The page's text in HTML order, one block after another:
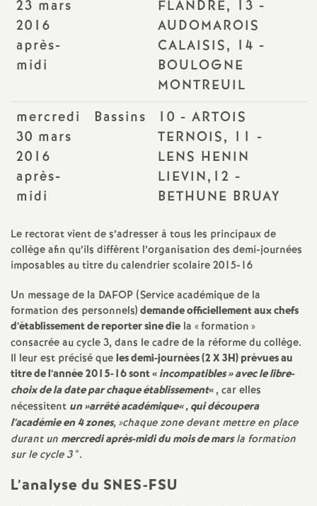
s
E
n
s
e
i
g
n
e
m
e
n
23 mars
2016
après-
midi
FLANDRE, 13 -
AUDOMAROIS
CALAISIS, 14 -
BOULOGNE
MONTREUIL
mercredi
30 mars
2016
après-
midi
Bassins
10 - ARTOIS
TERNOIS, 11 -
LENS HENIN
LIEVIN,12 -
BETHUNE BRUAY
Le rectorat vient de s’adresser à tous les principaux de
collège afin qu’ils diffèrent l’organisation des demi-journées
imposables au titre du calendrier scolaire 2015-16
Un message de la DAFOP (Service académique de la
formation des personnels)demande officiellement aux chefs
d’établissement de reporter sine die la «formation»
consacrée au cycle 3, dans le cadre de la réforme du collège.
Il leur est précisé queles demi-journées (2 X 3H) prévues au
titre de l’année 2015-16 sont «incompatibles» avec le libre-
choix de la date par chaque établissement«, car elles
nécessitent un»arrêté académique«, qui découpera
l’académie en 4 zones,»chaque zone devant mettre en place
durant un mercredi après-midi du mois de marsla formation
sur le cycle 3".
L’analyse du SNES-FSU